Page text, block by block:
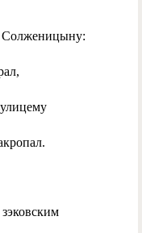
Солженицыну: